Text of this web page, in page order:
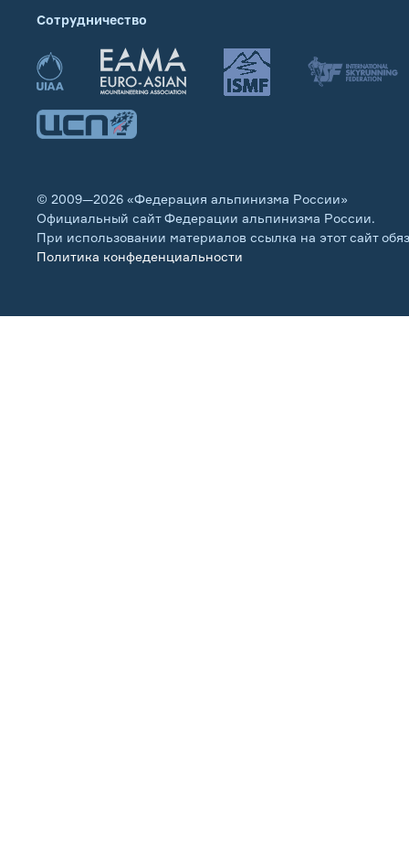
Сотрудничество
© 2009—2026 «Федерация альпинизма России»
Официальный сайт Федерации альпинизма России.
При использовании материалов ссылка на этот сайт
Политика конфеденциальности